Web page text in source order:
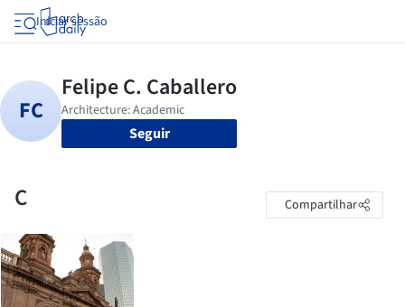
Iniciar sessão
Seguir
C Compartilhar